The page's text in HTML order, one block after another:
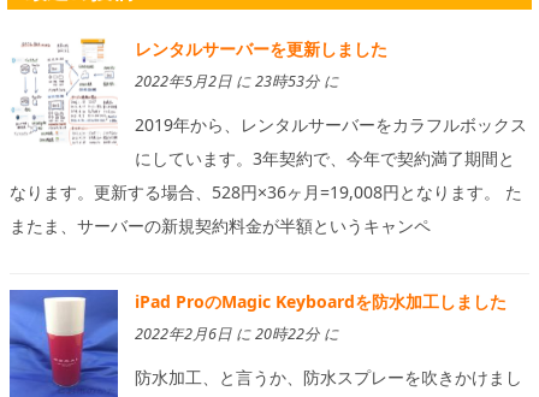
レンタルサーバーを更新しました
2022年5月2日 に 23時53分 に
2019年から、レンタルサーバーをカラフルボックス
にしています。3年契約で、今年で契約満了期間と
なります。更新する場合、528円×36ヶ月=19,008円となります。 た
またま、サーバーの新規契約料金が半額というキャンペ
iPad ProのMagic Keyboardを防水加工しました
2022年2月6日 に 20時22分 に
防水加工、と言うか、防水スプレーを吹きかけまし